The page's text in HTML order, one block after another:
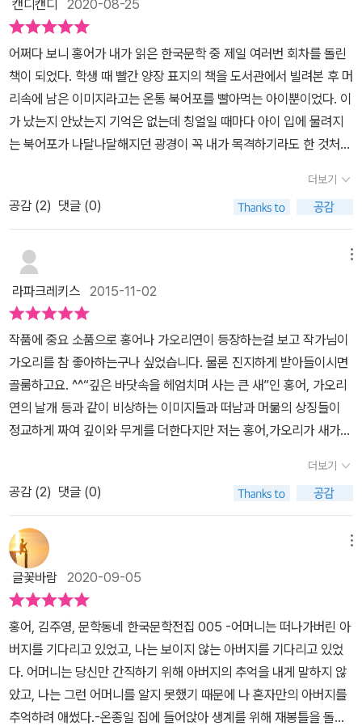
캔디캔디 2020-08-25
어​쩌다 보니 홍어가 내가 읽은 한국문학 중 제일 여러번 회차를 돌린
책이 되었다. 학생 때 빨간 양장 표지의 책을 도서관에서 빌려본 후 머
리속에 남은 이미지라고는 온통 북어포를 빨아먹는 아이뿐이었다. 이
가 났는지 안났는지 기억은 없는데 칭얼일 때마다 아이 입에 물려지
는 북어포가 나달나달해지던 광경이 꼭 내가 목격하기라도 한 것처럼
아이 사이에 지난한 과정이 있었으리라 짐작하는 구절이 마음에 남았
던 듯도 하고. 문이당의 책을 중고로 사들여 다시 읽은 것이 지난 16
년의 가을이었는데 꼬박 4년 만에 문동네 한국문학전집으로 다시 만
나며 처음도 아닌데 뭐 얼마나 새로우랴 싶었다. 표지를 들추고 보니
처음부터 끝까지 온통, 모조리, 철저하게 새로워 새삼 감탄했다. 아무
렴. 내 기억력에 어디 쓸만한 구석이 있을 리가 없지;;​길안댁의 남편이
자 세영이의 아버지 되는 작자는 참으로 한심한 인사다. 서방 있는 춘
일옥 부인과 그렇고 그런 사이가 됐다가 그 남편에게 들켰으니 잡히
면 뼈도 못추릴 지경이 되어 걸음아 날살려라 내빼버렸다. 이후 동네
모든 우사와 수치는 길안댁의 차지가 되었음이니 나 같으면 쌓일대로
쌓인 분노와 원망이 오뉴월 대설주의보를 날리고도 남았을텐데 이 쑥
맥 같은 여인은 이제나 저제나 집 떠난 가장이 돌아오길 기다리며 남
보내온 과일조차 염치 없다며 돌려보내는 성품에 옆집 사내와 내외한
했다. 세영이 또한 '어머니의 그 진부한 고독과 지나친 불행은, 사람들
이 고치의 존재조차 모르고 있으리란 착각 속에서 비롯된 것인지도
모른다'(p213)거나 어머니의 삶에 대해 '어머니 자신이 과장되게 만
들어온 굴레'(p212)라는 생각을 내비치곤 했는데 삼회차쯤 되서 그
런가 이번엔 소설이 좀 다르게 읽힌다. 그만한 착각조차 없었다면 길
안댁은 가슴앓이 정도가 아니라 생병이 나 죽었을지도 모르겠단 생각
이 든 것이다. 그만큼 철저하게 결벽한 사람이요 실은 아주 겁도 많은
사람이었다. 세영의 부친이 돌아오기 전까지는 일생 변화가 없을 것
만 같던 모자의 삶에 벼락이 내린 것은 어느 눈 내린 아침이었다. 펑펑
더보기
공감 (2) 댓글 (0)
라파크레키스 2015-11-02
작품에 중요 소품으로 홍어나 가오리연이 등장하는걸 보고 작가님이
가오리를 참 좋아하는구나 싶었습니다. 물론 진지하게 받아들이시면
골룸하고요. ^^“깊은 바닷속을 헤엄치며 사는 큰 새”인 홍어, 가오리
연의 날개 등과 같이 비상하는 이미지들과 떠남과 머묾의 상징들이
정교하게 짜여 깊이와 무게를 더한다지만 저는 홍어,가오리가 새가
늘을 날지만 결국 땅에 떨어질 수 밖에 없는 존재라는 점에서 자유롭
지 못한 존재의 자유에 대한 동경이라고 보았어요. 매달아 놓은 홍어
가 말라 비틀어진다는 것이 엄마의 아버지에 대한 그리움과 원망으로
보이고요.화자 세영은 자유로운 아버지에 대한 그리움과 동경을 가지
고 있지만 엄마를 더 생각했으면 하는 마음이 드네요.'깊은 바닷속을
헤엄치며 사는 큰 새자유롭지 못한 존재의 자유에 대한 동경엄마를
더 생각했으면 하는 마음이 드네요
더보기
공감 (2) 댓글 (0)
글꽃바람 2020-09-05
홍어, 김주영, 문학동네 한국문학전집 005 -어머니는 떠나가버린 아
버지를 기다리고 있었고, 나는 보이지 않는 아버지를 기다리고 있었
다. 어머니는 당신만 간직하기 위해 아버지의 추억을 내게 말하지 않
았고, 나는 그런 어머니를 알지 못했기 때문에 나 혼자만의 아버지를
추억하려 애썼다.-온종일 집에 들어앉아 생계를 위해 재봉틀을 돌리